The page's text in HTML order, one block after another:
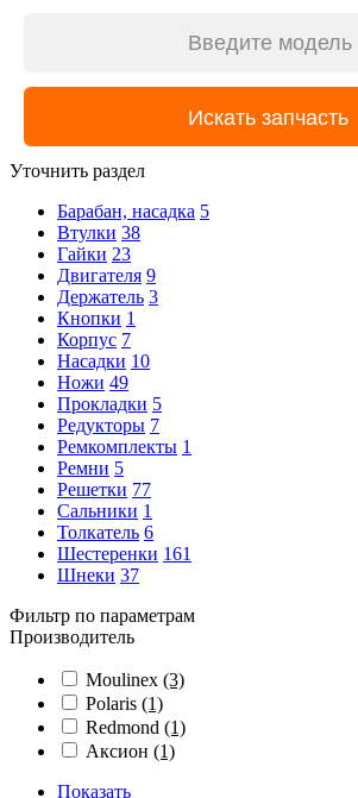
Уточнить раздел
Барабан, насадка 5
Втулки 38
Гайки 23
Двигателя 9
Держатель 3
Кнопки 1
Корпус 7
Насадки 10
Ножи 49
Прокладки 5
Редукторы 7
Ремкомплекты 1
Ремни 5
Решетки 77
Сальники 1
Толкатель 6
Шестеренки 161
Шнеки 37
Фильтр по параметрам
Производитель
Moulinex (3)
Polaris (1)
Redmond (1)
Аксион (1)
Показать